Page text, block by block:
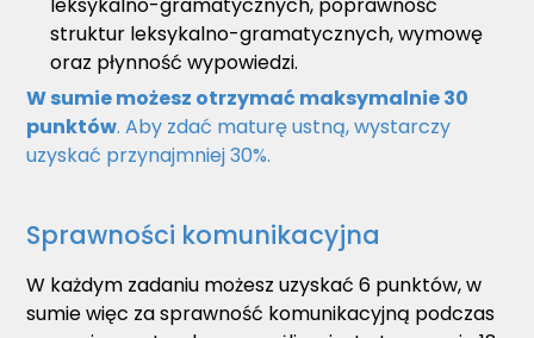
struktur leksykalno-gramatycznych, wymowę
oraz płynność wypowiedzi.
W sumie możesz otrzymać maksymalnie 30
punktów. Aby zdać maturę ustną, wystarczy
uzyskać przynajmniej 30%.
Sprawności komunikacyjna
W każdym zadaniu możesz uzyskać 6 punktów, w
sumie więc za sprawność komunikacyjną podczas